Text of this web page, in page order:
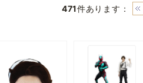
471件あります ：